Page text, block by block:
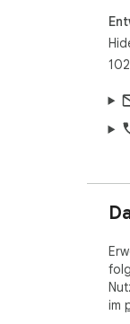
im